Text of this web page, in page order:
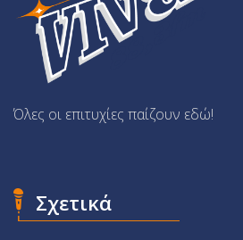
Όλες οι επιτυχίες παίζουν εδώ!
Σχετικά